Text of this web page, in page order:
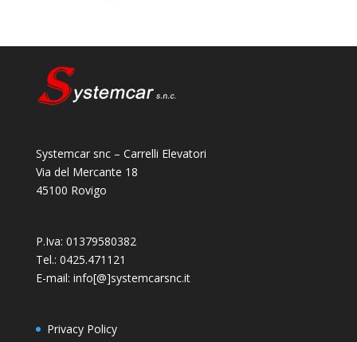
Systemcar snc – Carrelli Elevatori
Via del Mercante 18
45100 Rovigo
P.Iva: 01379580382
Tel.: 0425.471121
E-mail: info[@]systemcarsnc.it
Privacy Policy